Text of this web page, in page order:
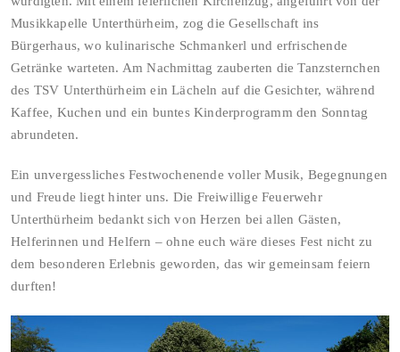
Musikkapelle Unterthürheim, zog die Gesellschaft ins
Bürgerhaus, wo kulinarische Schmankerl und erfrischende
Getränke warteten. Am Nachmittag zauberten die Tanzsternchen
des TSV Unterthürheim ein Lächeln auf die Gesichter, während
Kaffee, Kuchen und ein buntes Kinderprogramm den Sonntag
abrundeten.
Ein unvergessliches Festwochenende voller Musik, Begegnungen
und Freude liegt hinter uns. Die Freiwillige Feuerwehr
Unterthürheim bedankt sich von Herzen bei allen Gästen,
Helferinnen und Helfern – ohne euch wäre dieses Fest nicht zu
dem besonderen Erlebnis geworden, das wir gemeinsam feiern
durften!